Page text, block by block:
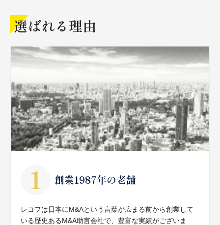
選ばれる理由
創業1987年の老舗
レコフは日本にM&Aという言葉が広まる前から創業して
いる歴史あるM&A助言会社で、豊富な実績がございま